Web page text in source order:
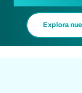
Explora